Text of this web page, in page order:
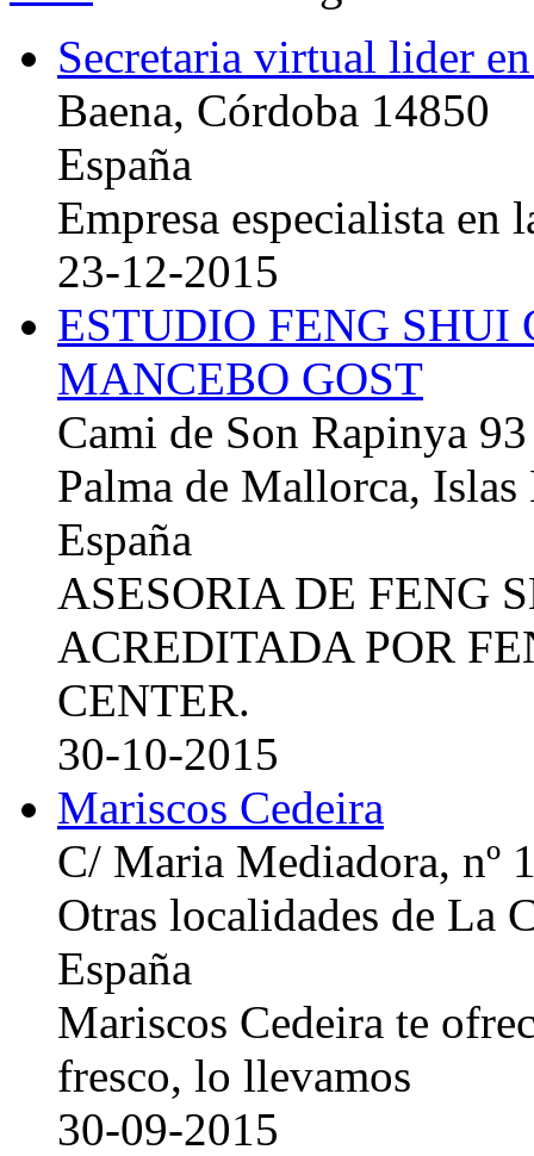
Secretaria virtual lider
Baena, Córdoba 14850
España
Empresa especialista en
23-12-2015
ESTUDIO FENG
MANCEBO GOST
Cami de Son Rapinya 93
Palma de Mallorca, Islas
España
ASESORIA DE FENG
ACREDITADA POR
CENTER.
30-10-2015
Mariscos Cedeira
C/ Maria Mediadora, nº
Otras localidades de La
España
Mariscos Cedeira te
fresco, lo llevamos
30-09-2015